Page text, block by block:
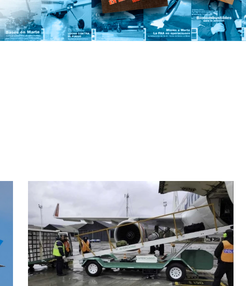
MARIA SONZINI
Aeropuertos, Aviación General